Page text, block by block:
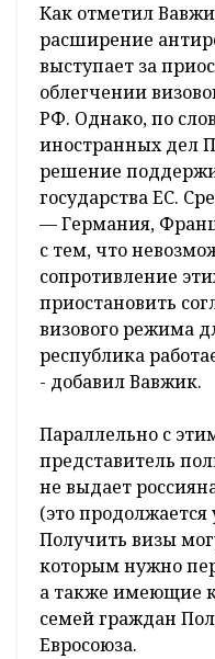
Как отметил
расширение
выступает за
облегчении
РФ. Однако, по
иностранных дел
решение
государства ЕС.
— Германия,
с тем, что
сопротивление
приостановить
визового режима
республика
- добавил Вавжик.
Параллельно с
представитель
не выдает
(это
Получить визы
которым нужно
а также имеющие
семей граждан
Евросоюза.